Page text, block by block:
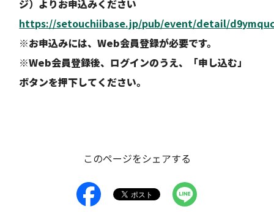
ジ）よりお申込みください
https://setouchiibase.jp/pub/event/detail/
※お申込みには、Web会員登録が必要です。
※Web会員登録後、ログインのうえ、「申し込む」
ボタンを押下してください。
このページをシェアする